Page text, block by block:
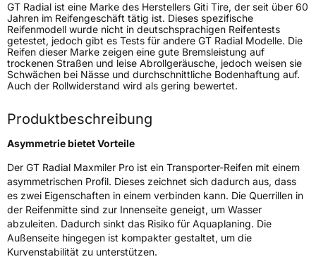
SchlauchtypTL
ZustandNeureifen
C-ReifenJa
EU Label
EffizienzD
NasshaftungC
Rollgeräusch (Klasse) B
Rollgeräusch (dB) 71
GT Radial ist eine Marke des Herstellers Giti Tire, der seit über 60
Jahren im Reifengeschäft tätig ist. Dieses spezifische
Reifenmodell wurde nicht in deutschsprachigen Reifentests
getestet, jedoch gibt es Tests für andere GT Radial Modelle. Die
Reifen dieser Marke zeigen eine gute Bremsleistung auf
trockenen Straßen und leise Abrollgeräusche, jedoch weisen sie
Schwächen bei Nässe und durchschnittliche Bodenhaftung auf.
Auch der Rollwiderstand wird als gering bewertet.
Produktbeschreibung
Asymmetrie bietet Vorteile
Der GT Radial Maxmiler Pro ist ein Transporter-Reifen mit einem
asymmetrischen Profil. Dieses zeichnet sich dadurch aus, dass
es zwei Eigenschaften in einem verbinden kann. Die Querrillen in
der Reifenmitte sind zur Innenseite geneigt, um Wasser
abzuleiten. Dadurch sinkt das Risiko für Aquaplaning. Die
Außenseite hingegen ist kompakter gestaltet, um die
Kurvenstabilität zu unterstützen.